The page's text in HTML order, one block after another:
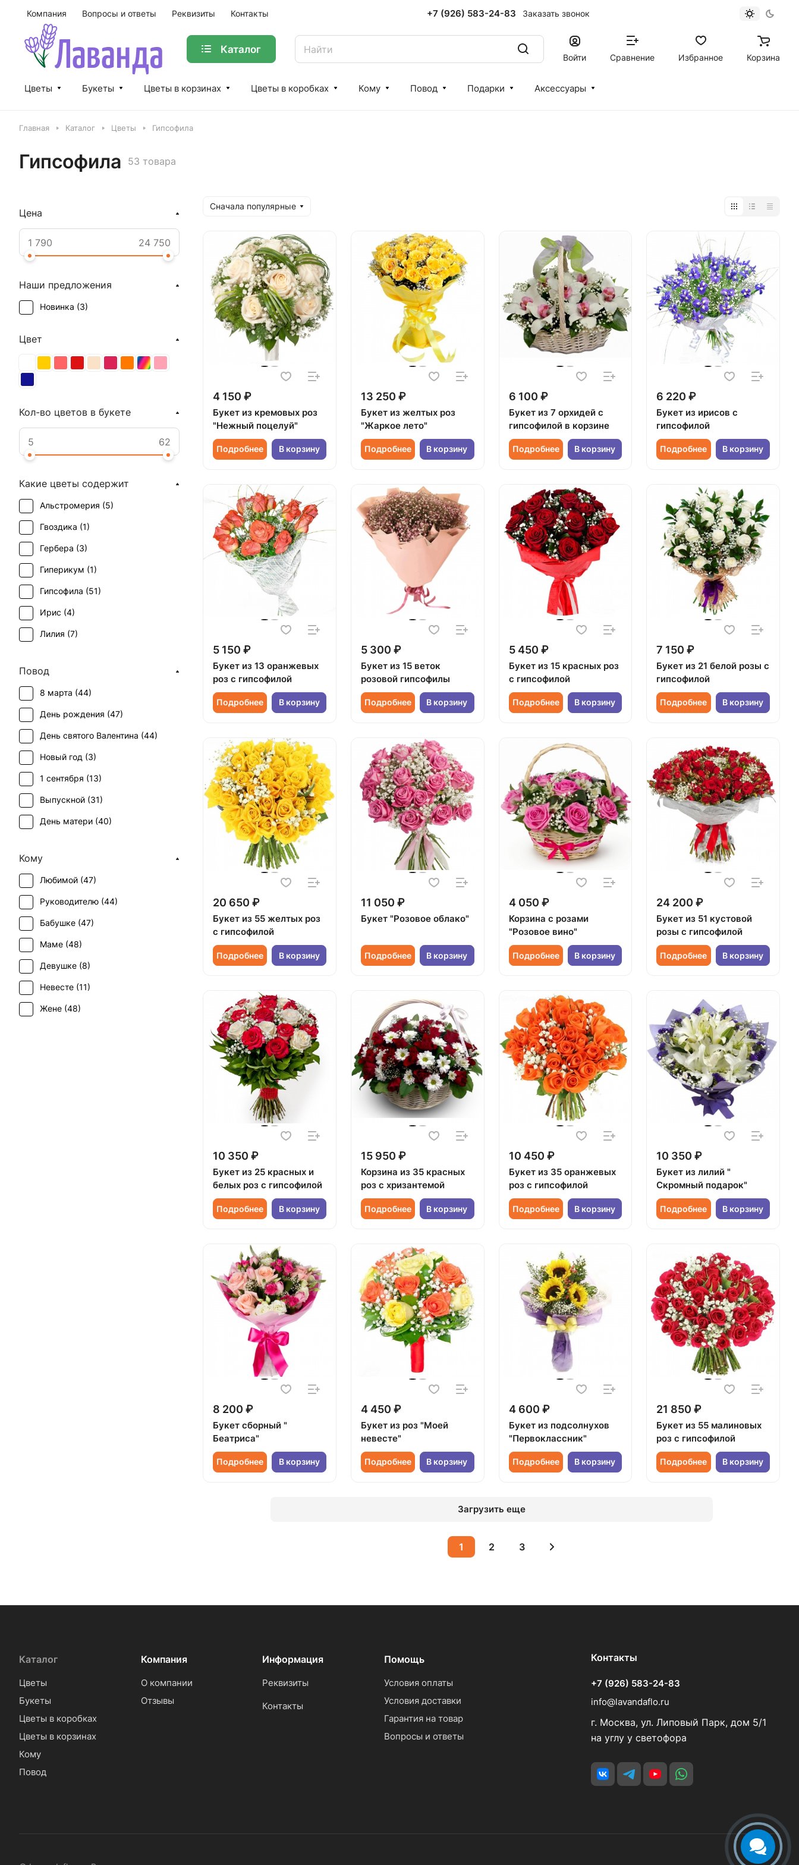
Компания Вопросы и ответы Реквизиты Контакты +7 (926) 583-24-83 Заказать звонок
Каталог
Войти Сравнение Избранное Корзина
Цветы Букеты Цветы в корзинах Цветы в коробках Кому Повод Подарки Аксессуары
Главная Каталог Цветы Гипсофила
Гипсофила 53 товара
Сначала популярные
4 150 ₽
Букет из кремовых роз
"Нежный поцелуй"
Подробнее В корзину
13 250 ₽
Букет из желтых роз
"Жаркое лето"
Подробнее В корзину
6 100 ₽
Букет из 7 орхидей с
гипсофилой в корзине
Подробнее В корзину
6 220 ₽
Букет из ирисов с
гипсофилой
Подробнее В корзину
5 150 ₽
Букет из 13 оранжевых
роз с гипсофилой
Подробнее В корзину
5 300 ₽
Букет из 15 веток
розовой гипсофилы
Подробнее В корзину
5 450 ₽
Букет из 15 красных роз
с гипсофилой
Подробнее В корзину
7 150 ₽
Букет из 21 белой розы с
гипсофилой
Подробнее В корзину
20 650 ₽
Букет из 55 желтых роз
с гипсофилой
Подробнее В корзину
11 050 ₽
Букет "Розовое облако"
Подробнее В корзину
4 050 ₽
Корзина с розами
"Розовое вино"
Подробнее В корзину
24 200 ₽
Букет из 51 кустовой
розы с гипсофилой
Подробнее В корзину
10 350 ₽
Букет из 25 красных и
белых роз с гипсофилой
Подробнее В корзину
15 950 ₽
Корзина из 35 красных
роз с хризантемой
Подробнее В корзину
10 450 ₽
Букет из 35 оранжевых
роз с гипсофилой
Подробнее В корзину
10 350 ₽
Букет из лилий "
Скромный подарок"
Подробнее В корзину
8 200 ₽
Букет сборный "
Беатриса"
Подробнее В корзину
4 450 ₽
Букет из роз "Моей
невесте"
Подробнее В корзину
4 600 ₽
Букет из подсолнухов
"Первоклассник"
Подробнее В корзину
21 850 ₽
Букет из 55 малиновых
роз с гипсофилой
Подробнее В корзину
Загрузить еще
1 2 3
Цена
Наши предложения
Новинка (3)
Цвет
Кол-во цветов в букете
Какие цветы содержит
Альстромерия (5)
Гвоздика (1)
Гербера (3)
Гиперикум (1)
Гипсофила (51)
Ирис (4)
Лилия (7)
Подсолнух (
Роза (34 )
Роза кустовая ( 4)
Тюльпан (4)
Фрезия (1)
Хризантема (8)
Эустома (2
Повод
8 марта (44)
День рождения (47)
День святого Валентина (44)
Новый год (3)
1 сентября (13)
Выпускной (31)
День матери (40)
Первое свидание (
Последний звонок (
Рождение ребенка (
Рождество ( 3
Свадьба (2
Татьянин день (
Юбилей (21)
Кому
Любимой (47)
Руководителю (44)
Бабушке (47)
Маме (48)
Девушке (8)
Невесте (11)
Жене (48)
Каталог
Цветы
Букеты
Цветы в коробках
Цветы в корзинах
Кому
Повод
Компания
О компании
Отзывы
Информация
Реквизиты
Контакты
Помощь
Условия оплаты
Условия доставки
Гарантия на товар
Вопросы и ответы
Контакты
+7 (926) 583-24-83
info@lavandaflo.ru
г. Москва, ул. Липовый Парк, дом 5/1
на углу у светофора